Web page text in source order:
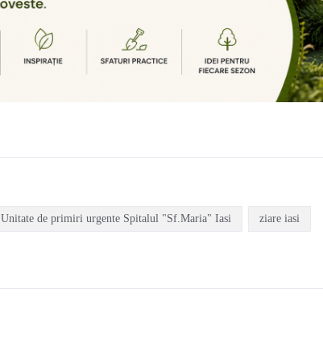
Unitate de primiri urgente Spitalul "Sf.Maria" Iasi ziare iasi